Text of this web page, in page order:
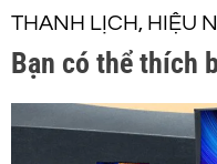
h
ư
ớ
THANH LỊCH, HIỆU
Bạn có thể thích